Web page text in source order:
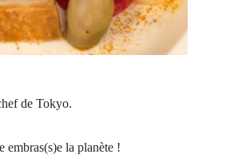
de Tokyo.
embras(s)e la planète !